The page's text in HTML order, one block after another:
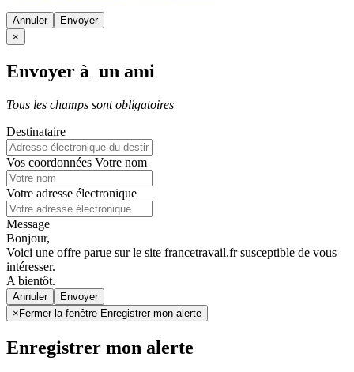
Annuler
×
Envoyer à un ami
Tous les champs sont obligatoires
Destinataire
Vos coordonnées Votre nom
Votre adresse électronique
Message
Bonjour,
Voici une offre parue sur le site francetravail.fr susceptible de vous
intéresser.
A bientôt.
Annuler
× Fermer la fenêtre Enregistrer mon alerte
Enregistrer mon alerte